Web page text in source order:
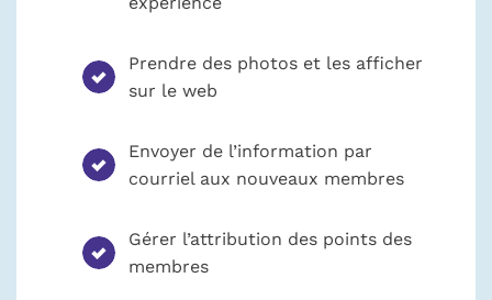
Prendre des photos et les afficher
sur le web
Envoyer de l’information par
courriel aux nouveaux membres
Gérer l’attribution des points des
membres